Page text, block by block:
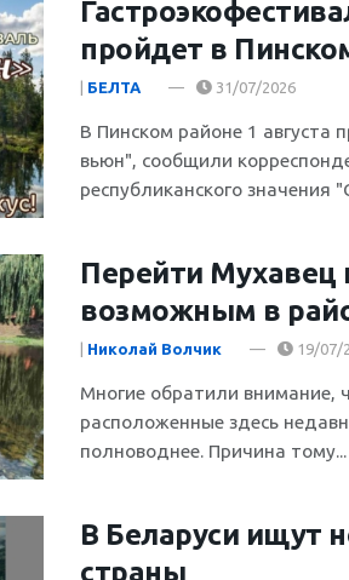
пройдет в
БЕЛТА 31/07/2026
В Пинском районе 1 августа
вьюн", сообщили
республиканского значения
Перейти Мухавец
возможным в
Николай Волчик 19/07/
Многие обратили внимание,
расположенные здесь
полноводнее. Причина тому...
В Беларуси ищут
страны